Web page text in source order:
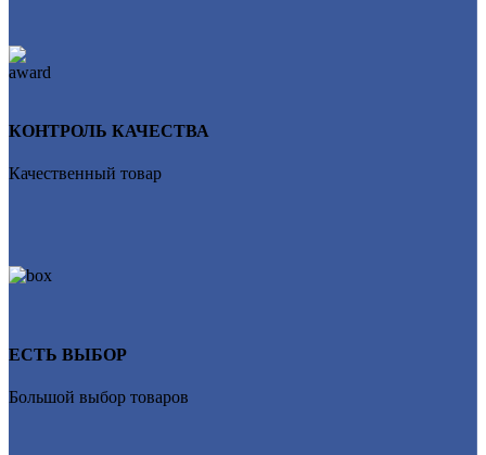
КОНТРОЛЬ КАЧЕСТВА
Качественный товар
ЕСТЬ ВЫБОР
Большой выбор товаров